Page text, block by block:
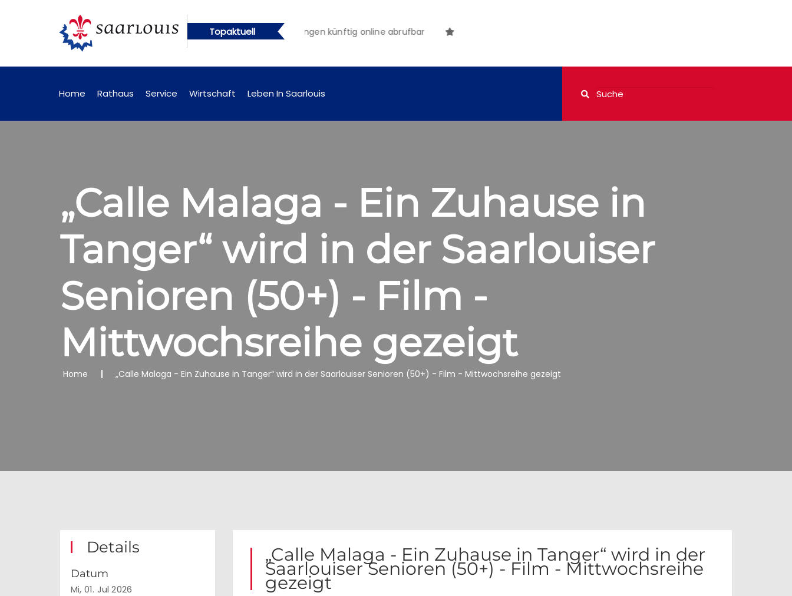
Topaktuell
künftig online abrufbar Öffentliche Bekanntmachungen künftig online abrufbar
Home Rathaus Service Wirtschaft Leben In Saarlouis
„Calle Malaga - Ein Zuhause in
Tanger“ wird in der Saarlouiser
Senioren (50+) - Film -
Mittwochsreihe gezeigt
Home „Calle Malaga - Ein Zuhause in Tanger“ wird in der Saarlouiser Senioren (50+) - Film - Mittwochsreihe gezeigt
Details
Datum
Mi, 01. Jul 2026
„Calle Malaga - Ein Zuhause in Tanger“ wird in der
Saarlouiser Senioren (50+) - Film - Mittwochsreihe
gezeigt